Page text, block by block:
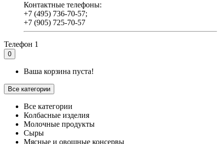
Контактные телефоны:
+7 (495) 736-70-57;
+7 (905) 725-70-57
Телефон 1
0
Ваша корзина пуста!
Все категории
Все категории
Колбасные изделия
Молочные продукты
Сыры
Мясные и овощные консервы